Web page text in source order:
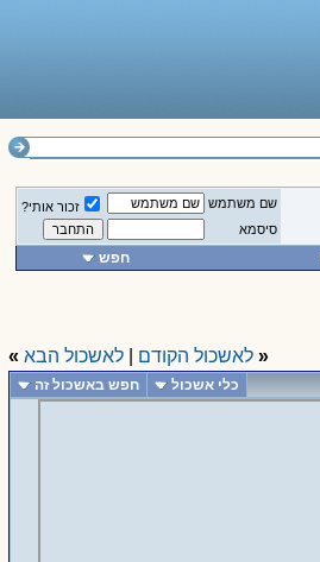
שם משתמש
זכור אותי?
סיסמא
חפש
« לאשכול הקודם לאשכול הבא »
כלי אשכול חפש באשכול זה